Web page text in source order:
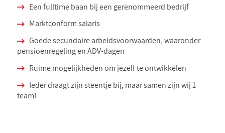
Een fulltime baan bij een gerenommeerd bedrijf
Marktconform salaris
Goede secundaire arbeidsvoorwaarden, waaronder
pensioenregeling en ADV-dagen
Ruime mogelijkheden om jezelf te ontwikkelen
Ieder draagt zijn steentje bij, maar samen zijn wij 1
team!